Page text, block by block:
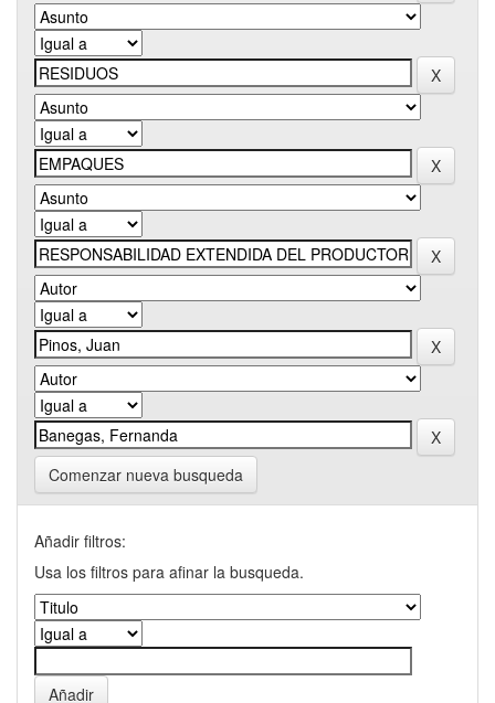
Comenzar nueva busqueda
Añadir filtros:
Usa los filtros para afinar la busqueda.